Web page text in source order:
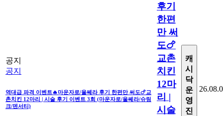
공지
공지
역대급 파격 이벤트🔥마운자로/울쎄라 후기 한편만 써도🍗교
촌치킨 12마리 | 시술 후기 이벤트 3회 (마운자로/울쎄라/슈링
크/덴서티)
후기
한편
만 써
도🍗
교촌
치킨
12마
리 |
시술
캐
시
닥
운
영
진